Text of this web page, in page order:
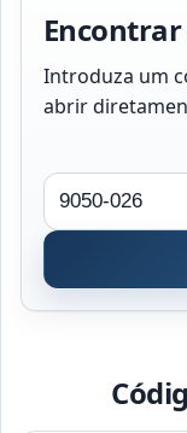
Introduza um
abrir